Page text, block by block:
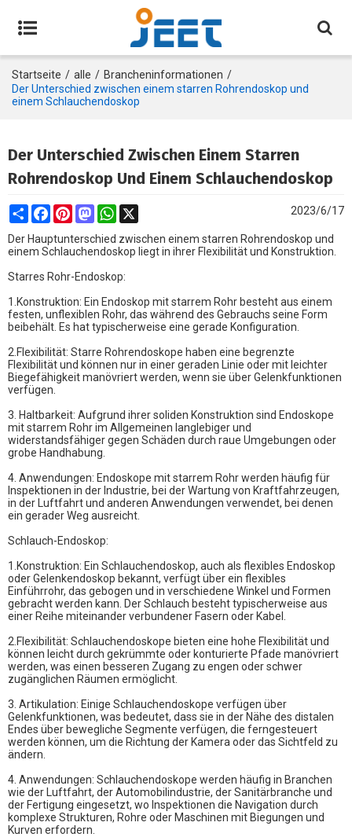
Startseite / alle / Brancheninformationen /
Der Unterschied zwischen einem starren Rohrendoskop und
einem Schlauchendoskop
Der Unterschied Zwischen Einem Starren
Rohrendoskop Und Einem Schlauchendoskop
ShareFacebookPinterestMastodonWhatsApp 2023/6/17
Der Hauptunterschied zwischen einem starren Rohrendoskop und
einem Schlauchendoskop liegt in ihrer Flexibilität und Konstruktion.
Starres Rohr-Endoskop:
1.Konstruktion: Ein Endoskop mit starrem Rohr besteht aus einem
festen, unflexiblen Rohr, das während des Gebrauchs seine Form
beibehält. Es hat typischerweise eine gerade Konfiguration.
2.Flexibilität: Starre Rohrendoskope haben eine begrenzte
Flexibilität und können nur in einer geraden Linie oder mit leichter
Biegefähigkeit manövriert werden, wenn sie über Gelenkfunktionen
verfügen.
3. Haltbarkeit: Aufgrund ihrer soliden Konstruktion sind Endoskope
mit starrem Rohr im Allgemeinen langlebiger und
widerstandsfähiger gegen Schäden durch raue Umgebungen oder
grobe Handhabung.
4. Anwendungen: Endoskope mit starrem Rohr werden häufig für
Inspektionen in der Industrie, bei der Wartung von Kraftfahrzeugen,
in der Luftfahrt und anderen Anwendungen verwendet, bei denen
ein gerader Weg ausreicht.
Schlauch-Endoskop:
1.Konstruktion: Ein Schlauchendoskop, auch als flexibles Endoskop
oder Gelenkendoskop bekannt, verfügt über ein flexibles
Einführrohr, das gebogen und in verschiedene Winkel und Formen
gebracht werden kann. Der Schlauch besteht typischerweise aus
einer Reihe miteinander verbundener Fasern oder Kabel.
2.Flexibilität: Schlauchendoskope bieten eine hohe Flexibilität und
können leicht durch gekrümmte oder konturierte Pfade manövriert
werden, was einen besseren Zugang zu engen oder schwer
zugänglichen Räumen ermöglicht.
3. Artikulation: Einige Schlauchendoskope verfügen über
Gelenkfunktionen, was bedeutet, dass sie in der Nähe des distalen
Endes über bewegliche Segmente verfügen, die ferngesteuert
werden können, um die Richtung der Kamera oder das Sichtfeld zu
ändern.
4. Anwendungen: Schlauchendoskope werden häufig in Branchen
wie der Luftfahrt, der Automobilindustrie, der Sanitärbranche und
der Fertigung eingesetzt, wo Inspektionen die Navigation durch
komplexe Strukturen, Rohre oder Maschinen mit Biegungen und
Kurven erfordern.